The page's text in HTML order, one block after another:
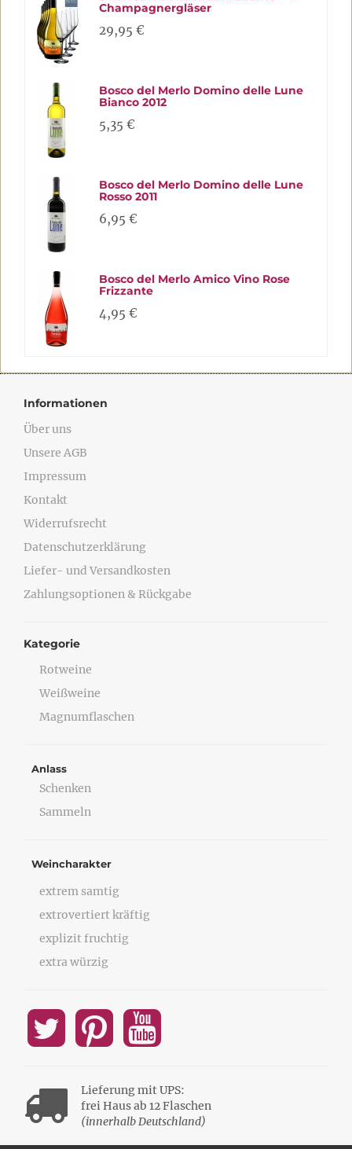
Champagnergläser
29,95 €
Bosco del Merlo Domino delle Lune
Bianco 2012
5,35 €
Bosco del Merlo Domino delle Lune
Rosso 2011
6,95 €
Bosco del Merlo Amico Vino Rose
Frizzante
4,95 €
Informationen
Über uns
Unsere AGB
Impressum
Kontakt
Widerrufsrecht
Datenschutzerklärung
Liefer- und Versandkosten
Zahlungsoptionen & Rückgabe
Kategorie
Rotweine
Weißweine
Magnumflaschen
Anlass
Schenken
Sammeln
Weincharakter
extrem samtig
extrovertiert kräftig
explizit fruchtig
extra würzig
Lieferung mit UPS:
frei Haus ab 12 Flaschen
(innerhalb Deutschland)